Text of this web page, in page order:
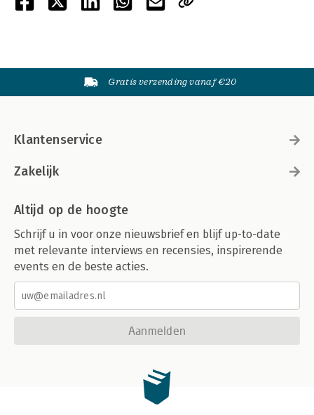
Gratis verzending vanaf €20
Klantenservice
Zakelijk
Altijd op de hoogte
Schrijf u in voor onze nieuwsbrief en blijf up-to-date
met relevante interviews en recensies, inspirerende
events en de beste acties.
Aanmelden